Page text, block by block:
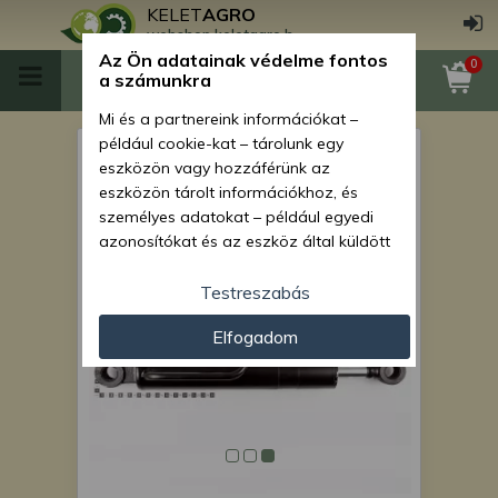
KELETAGRO
webshop.keletagro.hu
0
Force 110 hidraulika
munkahenger (nagygém
mozgató)
Az Ön adatainak védelme fontos
a számunkra
Mi és a partnereink információkat –
például cookie-kat – tárolunk egy
eszközön vagy hozzáférünk az
eszközön tárolt információkhoz, és
személyes adatokat – például egyedi
azonosítókat és az eszköz által küldött
személyre szabott hirdetések és
tartalom nyújtásához, hirdetés- és
tartalomméréshez, nézettségi adatok
gyűjtéséhez, valamint termékek
kifejlesztéséhez és a termékek
módszerrel szerzett pontos geolokációs
Testreszabás
Elfogadom